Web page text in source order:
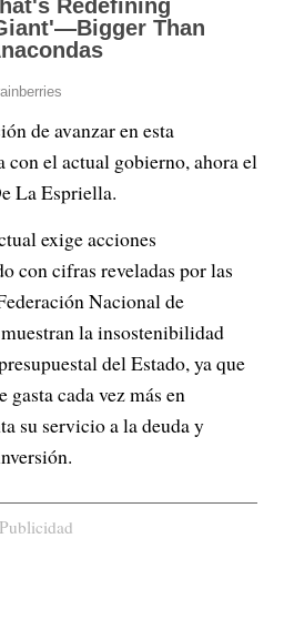
de avanzar en esta
con el actual gobierno, ahora el
La Espriella.
exige acciones
con cifras reveladas por las
Nacional de
la insostenibilidad
del Estado, ya que
cada vez más en
su servicio a la deuda y
Publicidad